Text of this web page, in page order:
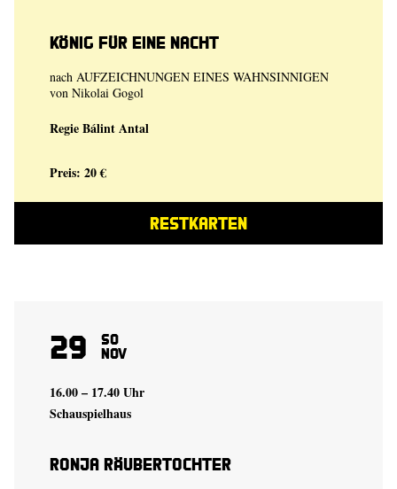
König für eine Nacht
nach AUFZEICHNUNGEN EINES ­WAHNSINNIGEN
von Nikolai Gogol
RegieBálint Antal
Preis: 20 €
RESTKARTEN
29 So
Nov
16.00 – 17.40 Uhr
Schauspielhaus
Ronja Räubertochter